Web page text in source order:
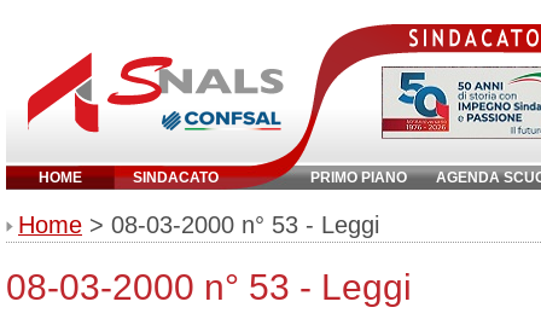
HOME SINDACATO PRIMO PIANO AGENDA
Inserisci parola chiave:
Home > 08-03-2000 n° 53 - Leggi
08-03-2000 n° 53 - Leggi